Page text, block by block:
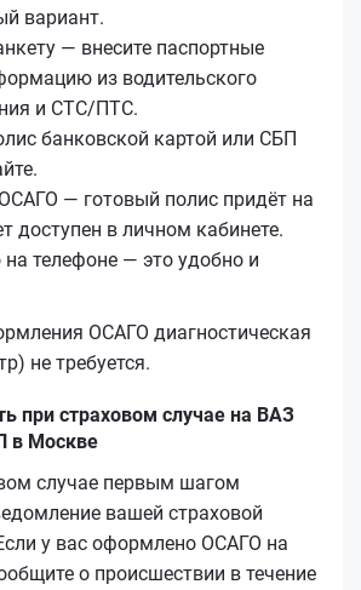
вариант.
— внесите паспортные
из водительского
и СТС/ПТС.
банковской картой или СБП
— готовый полис придёт на
доступен в личном кабинете.
на телефоне — это удобно и
ОСАГО диагностическая
не требуется.
при страховом случае на ВАЗ
в Москве
случае первым шагом
вашей страховой
у вас оформлено ОСАГО на
о происшествии в течение